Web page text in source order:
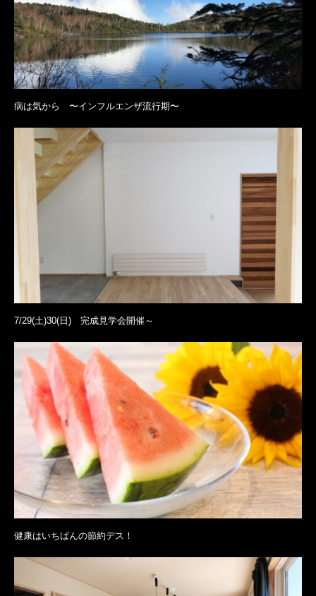
病は気から 〜インフルエンザ流行期〜
7/29(土)30(日) 完成見学会開催～
健康はいちばんの節約デス！